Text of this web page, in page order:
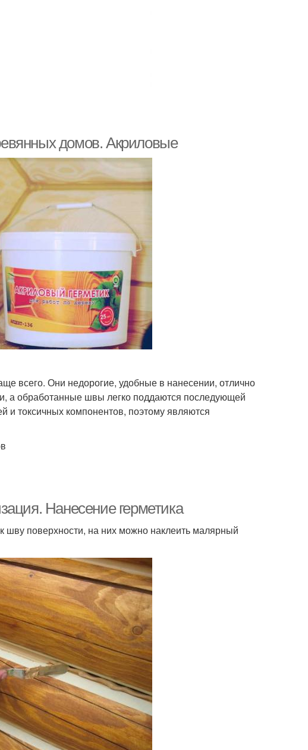
домов. Акриловые
всего. Они недорогие, удобные в нанесении, отлично
а обработанные швы легко поддаются последующей
и токсичных компонентов, поэтому являются
Нанесение герметика
поверхности, на них можно наклеить малярный